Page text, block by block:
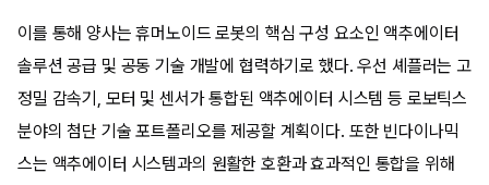
이를 통해 양사는 휴머노이드 로봇의 핵심 구성 요소인 액추에이터
솔루션 공급 및 공동 기술 개발에 협력하기로 했다. 우선 셰플러는 고
정밀 감속기, 모터 및 센서가 통합된 액추에이터 시스템 등 로보틱스
분야의 첨단 기술 포트폴리오를 제공할 계획이다. 또한 빈다이나믹
스는 액추에이터 시스템과의 원활한 호환과 효과적인 통합을 위해